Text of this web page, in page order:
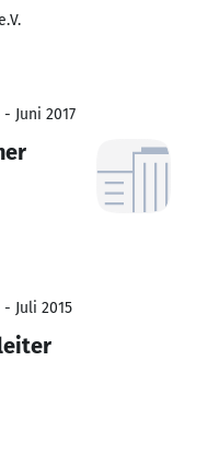
Juni 2017
- Juli 2015